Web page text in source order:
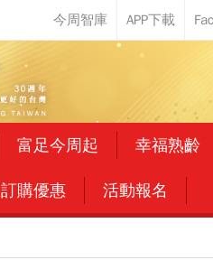
富足今周起 幸福熟齡
訂購優惠 活動報名